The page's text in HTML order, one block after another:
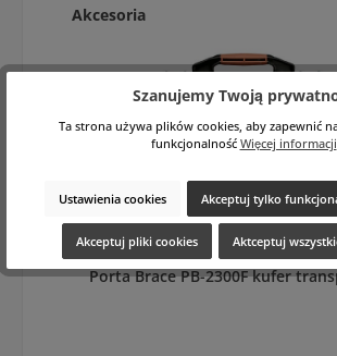
Pomiń galerię produktów
Akcesoria
Porta Brace PB-2300F kufer
Szanujemy Twoją
Ta strona używa plików cookies, aby zapewnić
funkcjonalność Więcej informacji
Ustawienia cookies Akceptuj tylko
Akceptuj pliki cookies Aktceptuj